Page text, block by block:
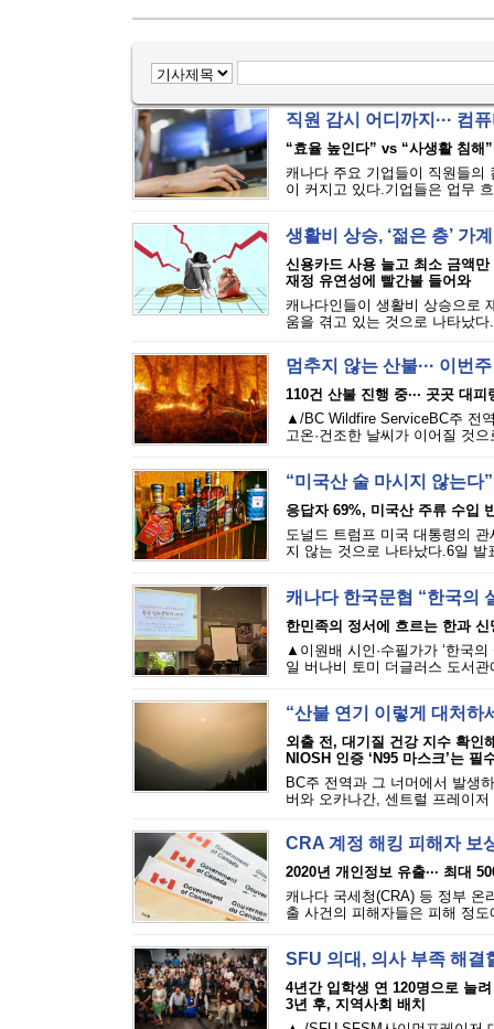
직원 감시 어디까지··· 컴
“효율 높인다” vs “사생활 침해”
캐나다 주요 기업들이 직원들의
이 커지고 있다.기업들은 업무
생활비 상승, ‘젊은 층’ 가
신용카드 사용 늘고 최소 금액만
재정 유연성에 빨간불 들어와
캐나다인들이 생활비 상승으로
움을 겪고 있는 것으로 나타났
멈추지 않는 산불··· 이번
110건 산불 진행 중··· 곳곳 대피
▲/BC Wildfire ServiceBC주 전
고온·건조한 날씨가 이어질 것
“미국산 술 마시지 않는다
응답자 69%, 미국산 주류 수입
도널드 트럼프 미국 대통령의
지 않는 것으로 나타났다.6일
캐나다 한국문협 “한국의
한민족의 정서에 흐르는 한과 신
▲이원배 시인·수필가가 ‘한국
일 버나비 토미 더글러스 도서관
“산불 연기 이렇게 대처하
외출 전, 대기질 건강 지수 확인
NIOSH 인증 ‘N95 마스크’는 필
BC주 전역과 그 너머에서 발생
버와 오카나간, 센트럴 프레이
CRA 계정 해킹 피해자 보
2020년 개인정보 유출··· 최대
캐나다 국세청(CRA) 등 정부 온
출 사건의 피해자들은 피해 정
SFU 의대, 의사 부족 해
4년간 입학생 연 120명으로 늘려
3년 후, 지역사회 배치